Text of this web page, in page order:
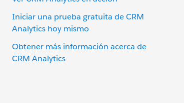
Iniciar una prueba gratuita de CRM
Analytics hoy mismo
Obtener más información acerca de
CRM Analytics